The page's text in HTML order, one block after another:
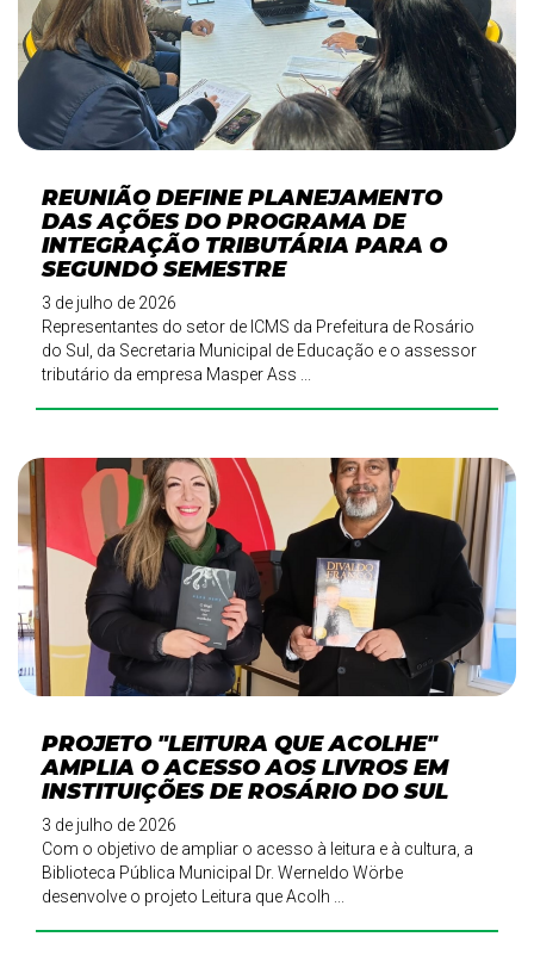
REUNIÃO DEFINE PLANEJAMENTO
DAS AÇÕES DO PROGRAMA DE
INTEGRAÇÃO TRIBUTÁRIA PARA O
SEGUNDO SEMESTRE
3 de julho de 2026
Representantes do setor de ICMS da Prefeitura de Rosário
do Sul, da Secretaria Municipal de Educação e o assessor
tributário da empresa Masper Ass ...
PROJETO "LEITURA QUE ACOLHE"
AMPLIA O ACESSO AOS LIVROS EM
INSTITUIÇÕES DE ROSÁRIO DO SUL
3 de julho de 2026
Com o objetivo de ampliar o acesso à leitura e à cultura, a
Biblioteca Pública Municipal Dr. Werneldo Wörbe
desenvolve o projeto Leitura que Acolh ...